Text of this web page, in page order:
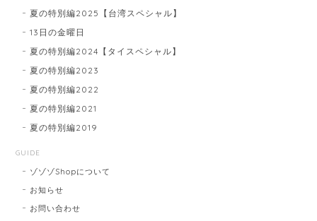
夏の特別編2025【台湾スペシャル】
13日の金曜日
夏の特別編2024【タイスペシャル】
夏の特別編2023
夏の特別編2022
夏の特別編2021
夏の特別編2019
GUIDE
ゾゾゾShopについて
お知らせ
お問い合わせ